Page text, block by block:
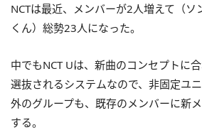
NCTは最近、メンバーが2人増えて（
くん）総勢23人になった。
中でもNCT Uは、新曲のコンセプトに
選抜されるシステムなので、非固定ユ
外のグループも、既存のメンバーに新
する。